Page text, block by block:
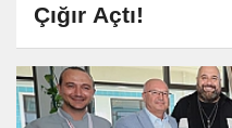
Çığır Açtı!